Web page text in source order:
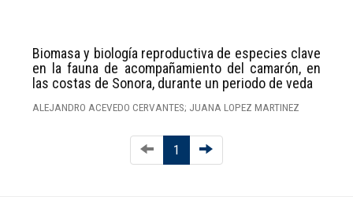
Biomasa y biología reproductiva de especies clave
en la fauna de acompañamiento del camarón, en
las costas de Sonora, durante un periodo de veda
ALEJANDRO ACEVEDO CERVANTES; JUANA LOPEZ MARTINEZ
1